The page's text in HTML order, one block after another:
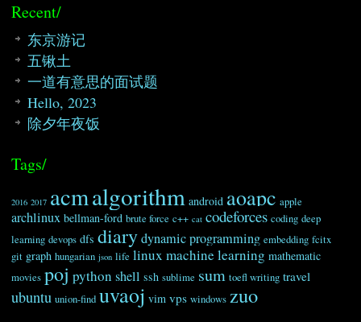
Recent/
东京游记
五锹土
一道有意思的面试题
Hello, 2023
除夕年夜饭
Tags/
2016 2017 acmalgorithm android aoapc apple
archlinux bellman-ford brute force c++ cat codeforces coding deep
learning devops dfs diary dynamic programming embedding fcitx
git graph hungarian json life linux machine learning mathematic
movies poj python shell ssh sublime sum toefl writing travel
ubuntu union-find uvaoj vim vps windows zuo